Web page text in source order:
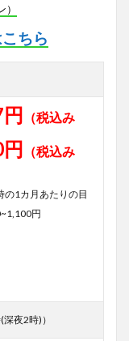
ちら
（税込み
（税込み
1カ月あたりの目
円
夜2時)）